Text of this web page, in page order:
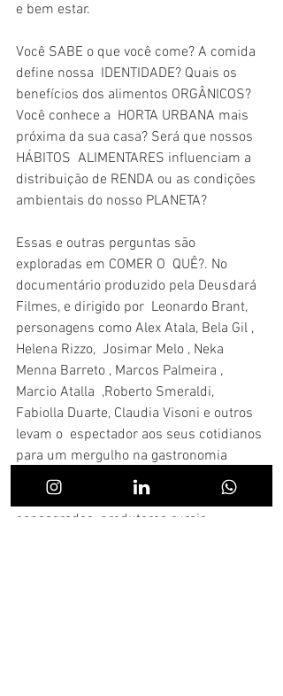
e bem estar.
Você SABE o que você come? A comida
define nossa  IDENTIDADE? Quais os
benefícios dos alimentos ORGÂNICOS?
Você conhece a  HORTA URBANA mais
próxima da sua casa? Será que nossos
HÁBITOS  ALIMENTARES influenciam a
distribuição de RENDA ou as condições
ambientais do nosso PLANETA?
Essas e outras perguntas são
exploradas em COMER O  QUÊ?. No
documentário produzido pela Deusdará
Filmes, e dirigido por  Leonardo Brant,
personagens como Alex Atala, Bela Gil ,
Helena Rizzo,  Josimar Melo , Neka
Menna Barreto , Marcos Palmeira ,
Marcio Atalla  ,Roberto Smeraldi,
Fabiolla Duarte, Claudia Visoni e outros
levam o  espectador aos seus cotidianos
para um mergulho na gastronomia
nacional e  nos hábitos alimentares dos
brasileiros. Esse time de chefs
consagrados, produtores rurais,